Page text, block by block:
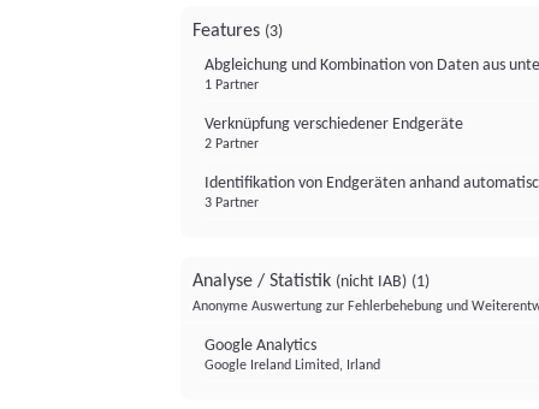
Features (3)
Abgleichung und Kombination von Daten aus
1 Partner
Verknüpfung verschiedener Endgeräte
2 Partner
Identifikation von Endgeräten anhand
3 Partner
Analyse / Statistik (nicht IAB) (1)
Anonyme Auswertung zur Fehlerbehebung und
Google Analytics
Google Ireland Limited, Irland